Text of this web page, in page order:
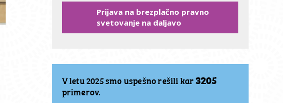
Prijava na brezplačno pravno
svetovanje na daljavo
V letu 2025 smo uspešno rešili kar3205
primerov.